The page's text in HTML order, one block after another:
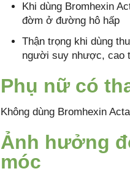
Khi dùng Bromhexin
đờm ở đường hô hấp
Thận trọng khi dùng
người suy nhược, cao
Phụ nữ có
Không dùng Bromhexin
Ảnh hưởng
móc